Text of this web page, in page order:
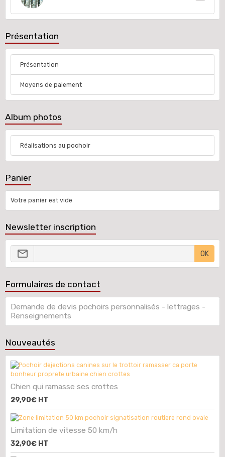
Présentation
Présentation
Moyens de paiement
Album photos
Réalisations au pochoir
Panier
Votre panier est vide
Newsletter inscription
OK
Formulaires de contact
Demande de devis pochoirs personnalisés - lettrages -
Renseignements
Nouveautés
Chien qui ramasse ses crottes
29,90€ HT
Limitation de vitesse 50 km/h
32,90€ HT